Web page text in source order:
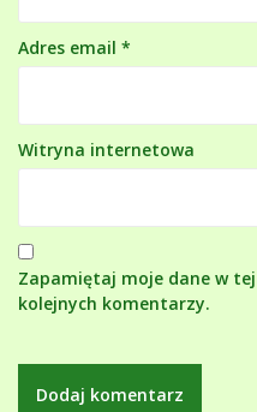
Adres email *
Witryna internetowa
Zapamiętaj moje dane w
kolejnych komentarzy.